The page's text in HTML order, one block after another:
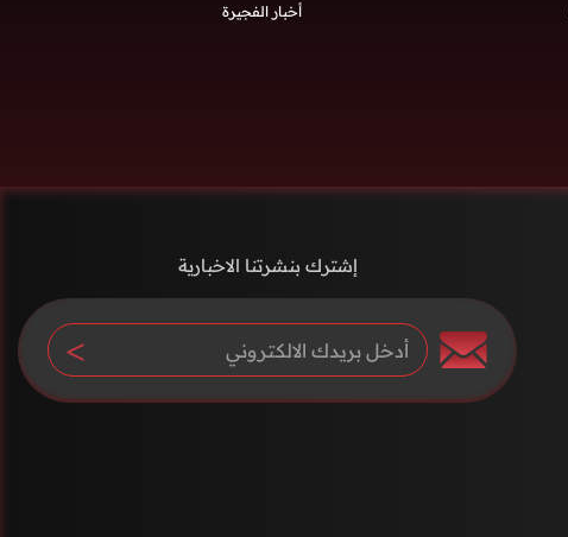
أخبار الفجيرة
إشترك بنشرتنا الاخبارية